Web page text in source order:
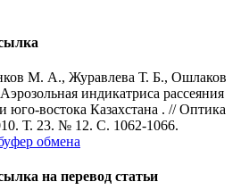
М. А., Журавлева Т. Б., Ошлаков
индикатриса рассеяния
юго-востока Казахстана . // Оптика
Т. 23. № 12. С. 1062-1066.
обмена
на перевод статьи